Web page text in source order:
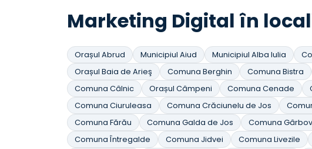
Marketing Digital în
Orașul Abrud Municipiul Aiud Municipiul Alba Iulia
Orașul Baia de Arieş
Comuna Berghin Comuna Bistra
Comuna Câlnic
Orașul Câmpeni Comuna Cenade
Comuna Ciuruleasa
Comuna Crăciunelu de Jos
Comuna Fărău
Comuna Galda de Jos Comuna
Comuna Întregalde
Comuna Jidvei Comuna Livezile